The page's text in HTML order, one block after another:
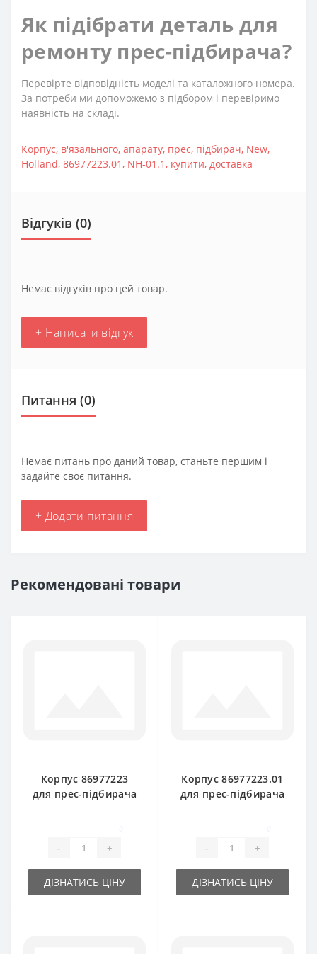
Як підібрати деталь для
ремонту прес-підбирача?
Перевірте відповідність моделі та каталожного номера.
За потреби ми допоможемо з підбором і перевіримо
наявність на складі.
Корпус, в'язального, апарату, прес, підбирач, New,
Holland, 86977223.01, NH-01.1, купити, доставка
Відгуків (0)
Немає відгуків про цей товар.
+ Написати відгук
Питання (0)
Немає питань про даний товар, станьте першим і
задайте своє питання.
+ Додати питання
Рекомендовані товари
Корпус 86977223
для прес-підбирача
- +
ДІЗНАТИСЬ ЦІНУ
Корпус 86977223.01
для прес-підбирача
- +
ДІЗНАТИСЬ ЦІНУ